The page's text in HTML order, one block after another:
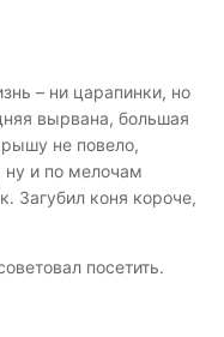
– ни царапинки, но
вырвана, большая
не повело,
ну и по мелочам
Загубил коня короче,
посетить.